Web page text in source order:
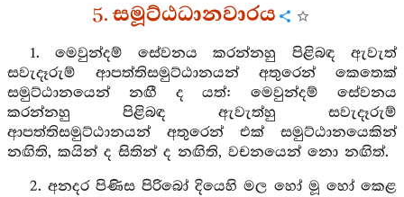
5. සමූට්ඨධානවාරය
1. මෙවුන්දම් සේවනය කරන්නහු පිළිබඳ ඇවැත්
සවැදෑරුම් ආපත්තිසමුට්ඨානයන් අතුරෙන් කෙතෙක්
සමුට්ඨානයෙන් නඟී ද යත්: මෙවුන්දම් සේවනය
කරන්නහු පිළිබඳ ඇවැත්හු සවැදෑරුම්
ආපත්තිසමුට්ඨානයන් අතුරෙන් එක් සමුට්ඨානයෙකින්
නඟිති, කයින් ද සිතින් ද නඟිති, වචනයෙන් නො නඟිත්.
2. අනදර පිණිස පිරිබෝ දියෙහි මල හෝ මූ හෝ කෙළ